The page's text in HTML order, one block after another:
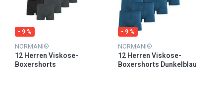
- 9 %
NORMANI®
12 Herren Viskose-
Boxershorts
- 9 %
NORMANI®
12 Herren Viskose-
Boxershorts Dunkelblau